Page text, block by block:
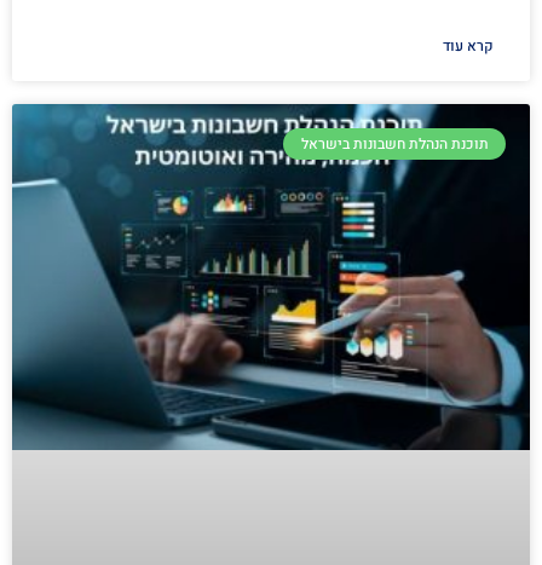
קרא עוד
תוכנת הנהלת חשבונות בישראל